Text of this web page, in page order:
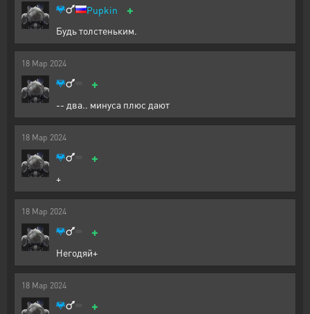
Pupkin +
Будь толстеньким.
18 Мар 2024
+
-- два.. минуса плюс дают
18 Мар 2024
+
+
18 Мар 2024
+
Негодяй+
18 Мар 2024
+